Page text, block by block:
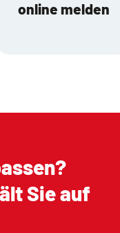
online melden
Sie auf